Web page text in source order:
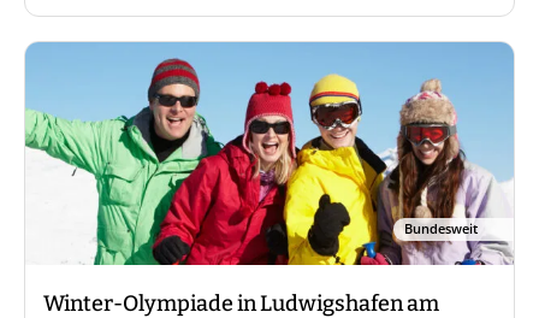
Bundesweit
Winter-Olympiade in Ludwigshafen am